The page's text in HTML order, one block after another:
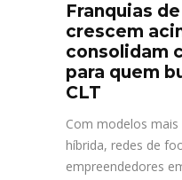
Franquias
crescem
consolidam
para quem
CLT
Com modelos
híbrida, redes de
empreendedores